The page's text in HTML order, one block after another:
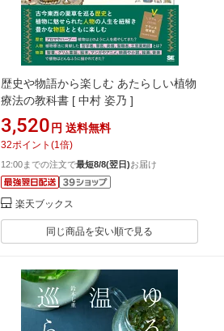
歴史や物語から楽しむ あたらしい植物
療法の教科書 [ 中村 姿乃 ]
3,520 円 送料無料
32ポイント (1倍)
12:00までの注文で最短8/8(翌日)お届け
楽天ブックス
同じ商品を安い順で見る